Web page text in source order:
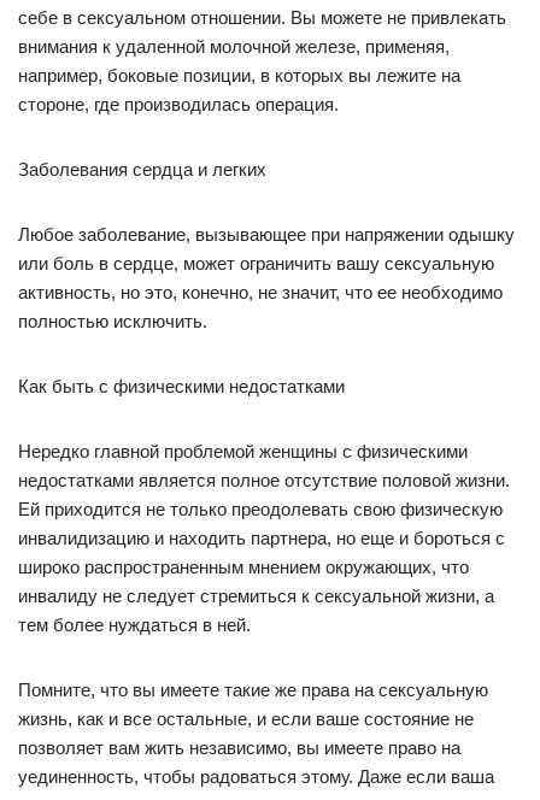
себе в сексуальном отношении. Вы можете не привлекать
внимания к удаленной молочной железе, применяя,
например, боковые позиции, в которых вы лежите на
стороне, где производилась операция.
Заболевания сердца и легких
Любое заболевание, вызывающее при напряжении одышку
или боль в сердце, может ограничить вашу сексуальную
активность, но это, конечно, не значит, что ее необходимо
полностью исключить.
Как быть с физическими недостатками
Нередко главной проблемой женщины с физическими
недостатками является полное отсутствие половой жизни.
Ей приходится не только преодолевать свою физическую
инвалидизацию и находить партнера, но еще и бороться с
широко распространенным мнением окружающих, что
инвалиду не следует стремиться к сексуальной жизни, а
тем более нуждаться в ней.
Помните, что вы имеете такие же права на сексуальную
жизнь, как и все остальные, и если ваше состояние не
позволяет вам жить независимо, вы имеете право на
уединенность, чтобы радоваться этому. Даже если ваша